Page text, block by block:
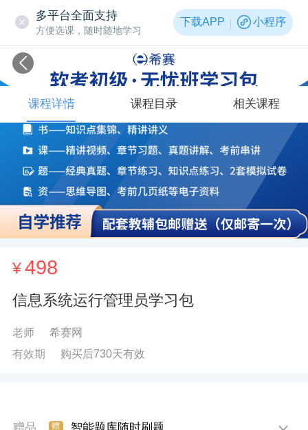
多平台全面支持
方便选课，随时随地学习
下载APP 小程序
¥498
信息系统运行管理员学习包
老师
希赛网
有效期
购买后730天有效
赠
课程详情 课程目录 相关课程